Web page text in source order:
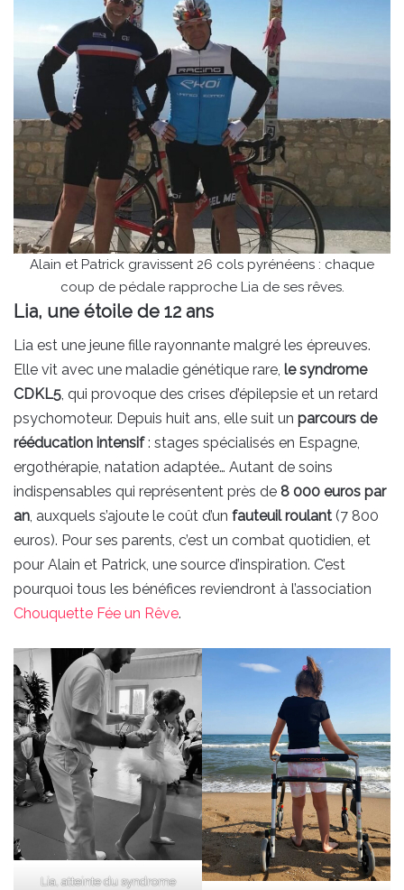
Alain et Patrick gravissent 26 cols pyrénéens : chaque
coup de pédale rapproche Lia de ses rêves.
Lia, une étoile de 12 ans
Lia est une jeune fille rayonnante malgré les épreuves.
Elle vit avec une maladie génétique rare, le syndrome
CDKL5, qui provoque des crises d’épilepsie et un retard
psychomoteur. Depuis huit ans, elle suit un parcours de
rééducation intensif: stages spécialisés en Espagne,
ergothérapie, natation adaptée… Autant de soins
indispensables qui représentent près de 8 000 euros par
an, auxquels s’ajoute le coût d’un fauteuil roulant (7 800
euros). Pour ses parents, c’est un combat quotidien, et
pour Alain et Patrick, une source d’inspiration. C’est
pourquoi tous les bénéfices reviendront à l’association
Chouquette Fée un Rêve.
Lia, atteinte du syndrome